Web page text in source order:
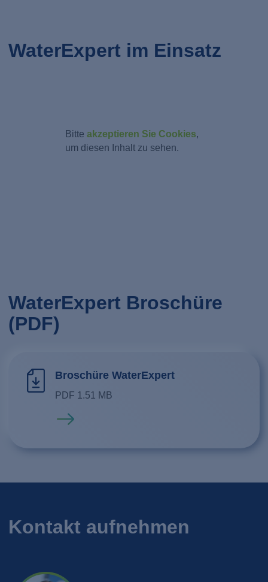
WaterExpert im Einsatz
Bitte akzeptieren Sie Cookies,
um diesen Inhalt zu sehen.
WaterExpert Broschüre
(PDF)
Broschüre WaterExpert
PDF 1.51 MB
Mehr erfahren
Kontakt aufnehmen